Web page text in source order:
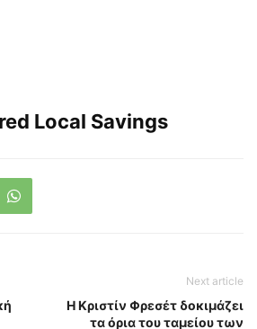
Local Savings
Next article
Η Κριστίν Φρεσέτ δοκιμάζει
τα όρια του ταμείου των